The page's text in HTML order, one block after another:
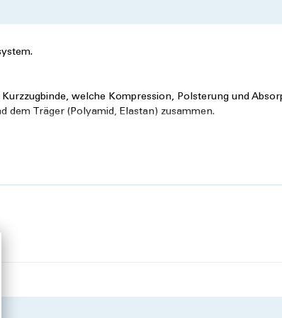
welche Kompression, Polsterung und
dem Träger (Polyamid, Elastan) zusammen.
Langzugbinde. Sie liefert den zusätzlichen
aus Naturkautschuklatex zusammen.
führt